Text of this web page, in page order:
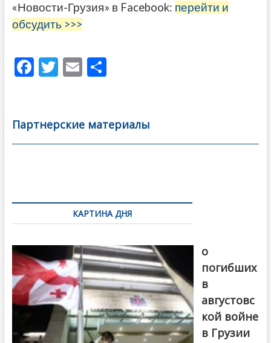
«Новости-Грузия» в Facebook: перейти и
обсудить >>>
F
b
o
T
er
E
l
О
а
в
Партнерские материалы
по
записямКАРТИНА ДНЯ
о
погибших
в
августовс
кой войне
в Грузии